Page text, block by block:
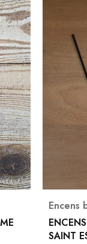
Encens
GUIDE